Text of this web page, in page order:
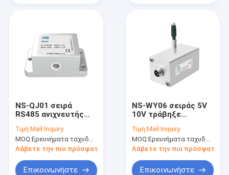
NS-QJ01 σειρά
RS485 ανιχνευτής
αισθητήρας κλίσης
Τιμή:Mail Inquiry
MOQ:Ερευνήματα ταχυδρομείου
Λάβετε την πιο πρόσφατη τιμή
Επικοινωνήστε
NS-WY06 σειράς 5V
10V τράβηξε
μετατόπιση
αισθητήρα υψηλής
ακρίβειας
Τιμή:Mail Inquiry
MOQ:Ερευνήματα ταχυδρομείου
Λάβετε την πιο πρόσφατη
Επικοινωνήστε